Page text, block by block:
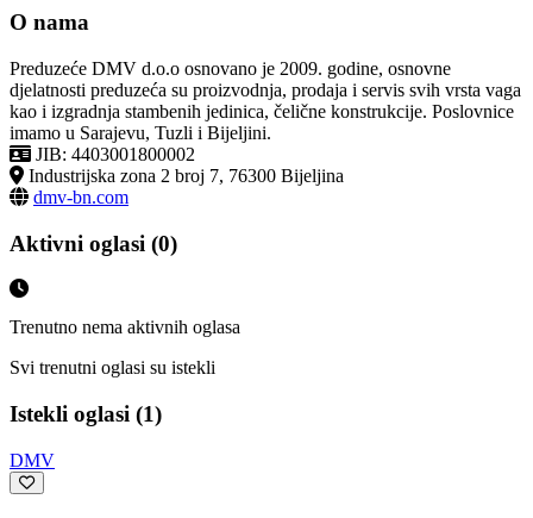
O nama
Preduzeće DMV d.o.o osnovano je 2009. godine, osnovne
djelatnosti preduzeća su proizvodnja, prodaja i servis svih vrsta vaga
kao i izgradnja stambenih jedinica, čelične konstrukcije. Poslovnice
imamo u Sarajevu, Tuzli i Bijeljini.
JIB: 4403001800002
Industrijska zona 2 broj 7, 76300 Bijeljina
dmv-bn.com
Aktivni oglasi (0)
Trenutno nema aktivnih oglasa
Svi trenutni oglasi su istekli
Istekli oglasi (1)
DMV